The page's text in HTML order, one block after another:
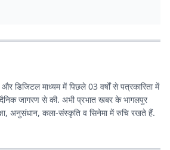
डिजिटल माध्यम में पिछले 03 वर्षों से पत्रकारिता में
जागरण से की. अभी प्रभात खबर के भागलपुर
अनुसंधान, कला-संस्कृति व सिनेमा में रुचि रखते हैं.